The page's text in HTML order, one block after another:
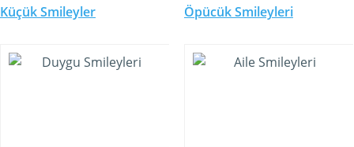
Küçük Smileyler Öpücük Smileyleri